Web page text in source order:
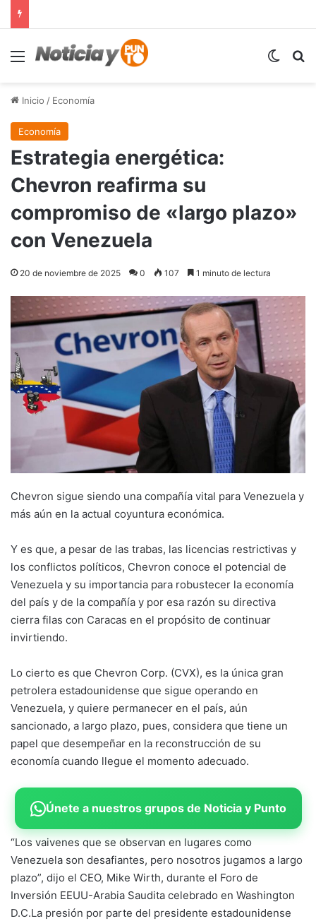
Menú
Inicio / Economía
Economía
Estrategia energética:
Chevron reafirma su
compromiso de «largo plazo»
con Venezuela
20 de noviembre de 2025 0 107 1 minuto de lectura
Chevron sigue siendo una compañía vital para Venezuela y
más aún en la actual coyuntura económica.
Y es que, a pesar de las trabas, las licencias restrictivas y
los conflictos políticos, Chevron conoce el potencial de
Venezuela y su importancia para robustecer la economía
del país y de la compañía y por esa razón su directiva
cierra filas con Caracas en el propósito de continuar
invirtiendo.
Lo cierto es que Chevron Corp. (CVX), es la única gran
petrolera estadounidense que sigue operando en
Venezuela, y quiere permanecer en el país, aún
sancionado, a largo plazo, pues, considera que tiene un
papel que desempeñar en la reconstrucción de su
economía cuando llegue el momento adecuado.
Únete a nuestros grupos de Noticia y Punto
“Los vaivenes que se observan en lugares como
Venezuela son desafiantes, pero nosotros jugamos a largo
plazo”, dijo el CEO, Mike Wirth, durante el Foro de
Inversión EEUU-Arabia Saudita celebrado en Washington
D.C.La presión por parte del presidente estadounidense